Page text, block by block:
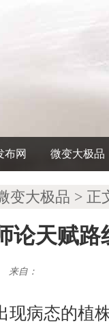
布网 微变大极品
变大极品 > 正
论天赋路
来自：
现病态的植